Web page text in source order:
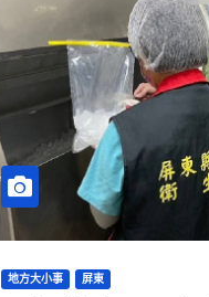
地方大小事 屏東